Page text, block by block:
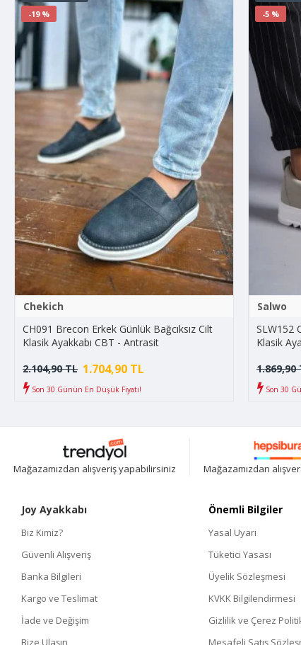
-19 %
Chekich
CH091 Brecon Erkek Günlük Bağcıksız Cilt
Klasik Ayakkabı CBT - Antrasit
1.704,90 TL
2.104,90 TL
Son 30 Günün En Düşük Fiyatı!
-5 %
Salwo
SLW152
Klasik
1.869,90
Son 30
Mağazamızdan alışveriş yapabilirsiniz Mağazamızdan
Joy Ayakkabı
Biz Kimiz?
Güvenli Alışveriş
Banka Bilgileri
Kargo ve Teslimat
İade ve Değişim
Bize Ulaşın
Önemli Bilgiler
Yasal Uyarı
Tüketici Yasası
Üyelik Sözleşmesi
KVKK Bilgilendirmesi
Gizlilik ve Çerez
Mesafeli Satış